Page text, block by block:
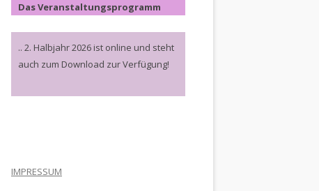
Das Veranstaltungsprogramm
.. 2. Halbjahr 2026 ist online und steht
auch zum Download zur Verfügung!
IMPRESSUM